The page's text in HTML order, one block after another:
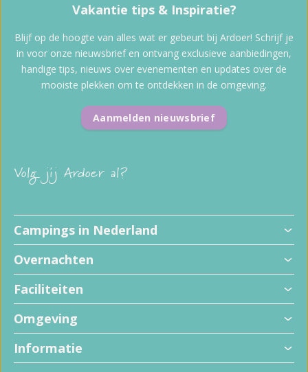
Volg jij Ardoer al?
Campings in Nederland
Overnachten
Faciliteiten
Omgeving
Informatie
Vakantie tips & Inspiratie?
Blijf op de hoogte van alles wat er gebeurt bij Ardoer! Schrijf je
in voor onze nieuwsbrief en ontvang exclusieve aanbiedingen,
handige tips, nieuws over evenementen en updates over de
mooiste plekken om te ontdekken in de omgeving.
Aanmelden nieuwsbrief